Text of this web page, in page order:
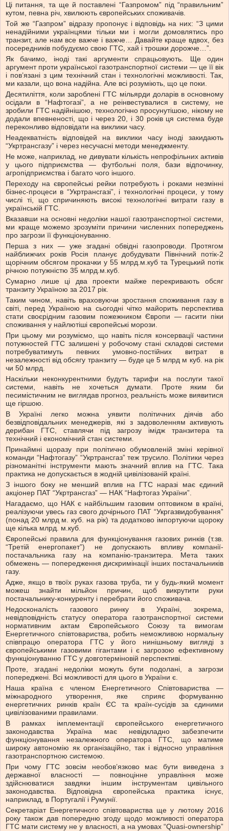
Ці питання, та ще й поставлені “Газпромом” під “правильним”
кутом, певна річ, хвилюють європейських споживачів.
Той же “Газпром” відразу пропонує і відповідь на них: “З цими
ненадійними українцями тільки ми і могли домовлятись про
транзит, але нам все важче і важче… Давайте краще вдвох, без
посередників побудуємо свою ГТС, хай і трошки дорожче…”.
Як бачимо, іноді такі аргументи спрацьовують. Ще один
аргумент проти української газотранспортної системи — це її вік
і пов’язані з цим технічний стан і технологічні можливості. Так,
ми казали, що вона надійна. Але всі розуміють, що це поки.
Десятиліття, коли зароблені ГТС мільярди доларів в основному
осідали в “Нафтогазі”, а не реінвестувалися в систему, не
зробили ГТС надійнішою, технологічно просунутішою, нікому не
додали впевненості, що і через 20, і 30 років ця система буде
переконливо відповідати на виклики часу.
Неадекватність відповідей на виклики часу іноді закидають
“Укртрансгазу” і через несучасні методи менеджменту.
Не може, наприклад, не дивувати кількість непрофільних активів
у цього підприємства — футбольні поля, бази відпочинку,
агропідприємства і багато чого іншого.
Переходу на європейські рейки потребують і роками незмінні
бізнес-процеси в “Укртрансгазі”, і технологічні процеси, у тому
числі ті, що спричиняють високі технологічні витрати газу в
українській ГТС.
Вказавши на основні недоліки нашої газотранспортної системи,
ми краще можемо зрозуміти причини численних попереджень
про загрози її функціонуванню.
Перша з них — уже згадані обвідні газопроводи. Протягом
найближчих років Росія планує добудувати Північний потік-2
щорічним обсягом прокачки у 55 млрд.м.куб та Турецький потік
річною потужністю 35 млрд.м.куб.
Сумарно лише ці два проекти майже перекривають обсяг
транзиту Україною за 2017 рік.
Таким чином, навіть враховуючи зростання споживання газу в
світі, перед Україною на сьогодні чітко майорить перспектива
стати своєрідним газовим пожежником Європи — гасити піки
споживання у найлютіші європейські морози.
При цьому ми розуміємо, що навіть після консервації частини
потужностей ГТС залишені у робочому стані складові системи
потребуватимуть певних умовно-постійних витрат в
незалежності від обсягу транзиту — буде це 5 млрд м куб. на рік
чи 50 млрд.
Наскільки неконкурентними будуть тарифи на послуги такої
системи, навіть не хочеться думати. Проте яким би
песимістичним не виглядав прогноз, реальність може виявитися
ще гіршою.
В Україні легко можна уявити політичних діячів або
безвідповідальних менеджерів, які з задоволенням активують
дерибан ГТС, ставлячи під загрозу імідж транзитера та
технічний і економічний стан системи.
Принаймні щоразу при політично обумовленій зміні керівної
команди “Нафтогазу” “Укртрансгаз” теж трусило. Політики через
різноманітні інструменти мають значний вплив на ГТС. Така
практика не допускається в жодній цивілізованій країні.
З іншого боку не менший вплив на ГТС наразі має єдиний
акціонер ПАТ “Укртрансгаз” — НАК “Нафтогаз України”.
Нагадаємо, що НАК є найбільшим газовим оптовиком в країні,
реалізуючи увесь газ свого дочірнього ПАТ “Укргазвидобування”
(понад 20 млрд м. куб. на рік) та додатково імпортуючи щороку
ще кілька млрд. м.куб.
Європейські правила для функціонування газових ринків (т.зв.
“Третій енергопакет”) не допускають впливу компанії-
постачальника газу на компанію-транзитера. Мета таких
обмежень — попередження дискримінації інших постачальників
газу.
Адже, якщо в твоїх руках газова труба, ти у будь-який момент
можеш знайти мільйон причин, щоб викрутити руки
постачальнику-конкуренту і перебрати його споживача.
Недосконалість газового ринку в Україні, зокрема,
невідповідність статусу оператора газотранспортної системи
нормативним актам Європейського Союзу та вимогам
Енергетичного співтовариства, робить неможливою нормальну
співпрацю оператора ГТС у його нинішньому вигляді з
європейськими газовими гігантами і є загрозою ефективному
функціонуванню ГТС у довготерміновій перспективі.
Проте, згадані недоліки можуть бути подолані, а загрози
попереджені. Всі можливості для цього в України є.
Наша країна є членом Енергетичного Співтовариства —
міжнародного утворення, яке сприяє формуванню
енергетичних ринків країн ЄС та країн-сусідів за єдиними
цивілізованими правилами.
В рамках імплементації європейського енергетичного
законодавства Україна має невідкладно забезпечити
функціонування незалежного оператора ГТС, що матиме
широку автономію як організаційно, так і відносно управління
газотранспортною системою.
При чому ГТС зовсім необов’язково має бути виведена з
державної власності — повноцінне управління може
здійснюватися завдяки іншим інструментам цивільного
законодавства. Відповідна європейська практика існує,
наприклад, в Португалії і Румунії.
Секретаріат Енергетичного співтовариства ще у лютому 2016
року також дав попередню згоду щодо можливості оператора
ГТС мати систему не у власності, а на умовах “Quasi-ownership”